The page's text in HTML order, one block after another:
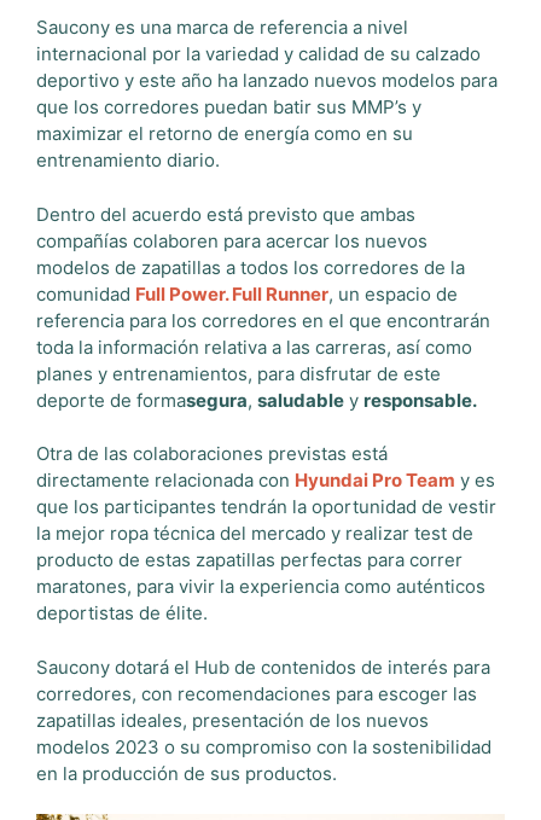
Saucony es una marca de referencia a nivel
internacional por la variedad y calidad de su calzado
deportivo y este año ha lanzado nuevos modelos para
que los corredores puedan batir sus MMP’s y
maximizar el retorno de energía como en su
entrenamiento diario.
Dentro del acuerdo está previsto que ambas
compañías colaboren para acercar los nuevos
modelos de zapatillas a todos los corredores de la
comunidad Full Power. Full Runner, un espacio de
referencia para los corredores en el que encontrarán
toda la información relativa a las carreras, así como
planes y entrenamientos, para disfrutar de este
deporte de formasegura, saludable y responsable.
Otra de las colaboraciones previstas está
directamente relacionada con Hyundai Pro Team y es
que los participantes tendrán la oportunidad de vestir
la mejor ropa técnica del mercado y realizar test de
producto de estas zapatillas perfectas para correr
maratones, para vivir la experiencia como auténticos
deportistas de élite.
Saucony dotará el Hub de contenidos de interés para
corredores, con recomendaciones para escoger las
zapatillas ideales, presentación de los nuevos
modelos 2023 o su compromiso con la sostenibilidad
en la producción de sus productos.